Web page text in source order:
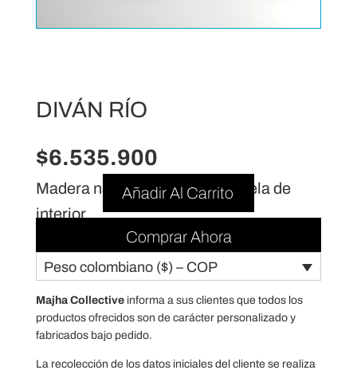
DIVÁN RÍO
$6.535.900
Madera natural + tapizado en tela de
interior
Añadir Al Carrito
Comprar Ahora
Peso colombiano ($) – COP
Majha Collective informa a sus clientes que todos los
productos ofrecidos son de carácter personalizado y
fabricados bajo pedido.
La recolección de los datos iniciales del cliente se realiza